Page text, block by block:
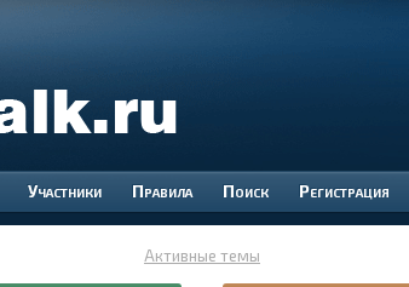
Участники Правила Поиск Регистрация
Активные темы